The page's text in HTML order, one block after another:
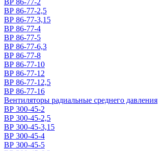
ВР 86-77-2
ВР 86-77-2,5
ВР 86-77-3,15
ВР 86-77-4
ВР 86-77-5
ВР 86-77-6,3
ВР 86-77-8
ВР 86-77-10
ВР 86-77-12
ВР 86-77-12,5
ВР 86-77-16
Вентиляторы радиальные среднего давления
ВР 300-45-2
ВР 300-45-2,5
ВР 300-45-3,15
ВР 300-45-4
ВР 300-45-5